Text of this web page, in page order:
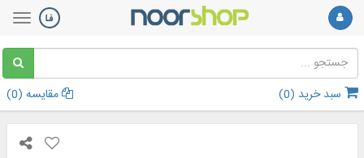
سبد خرید (0
) مقایسه (0
)